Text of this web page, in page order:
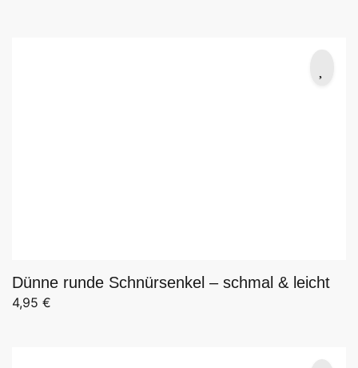
Dünne runde Schnürsenkel – schmal & leicht
4,95 €